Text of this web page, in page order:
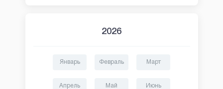
2026
Январь Февраль Март
Апрель Май Июнь